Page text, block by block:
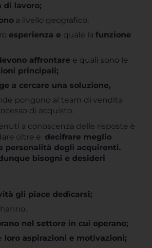
di lavoro;
a livello geografico;
esperienza e quale la funzione
affrontare e quali sono le
principali;
a cercare una soluzione,
pongono al team di vendita
di acquisto.
a conoscenza delle risposte è
oltre e decifrare meglio
personalità degli acquirenti.
bisogni e desideri
gli piace dedicarsi;
nel settore in cui operano;
loro aspirazioni e motivazioni;